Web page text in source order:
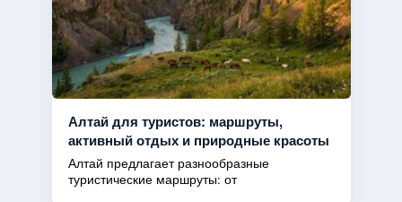
Алтай для туристов: маршруты,
активный отдых и природные красоты
Алтай предлагает разнообразные
туристические маршруты: от